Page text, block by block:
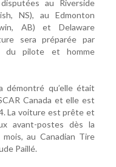
au Riverside
NS), au Edmonton
AB) et Delaware
sera préparée par
du pilote et homme
démontré qu’elle était
Canada et elle est
La voiture est prête et
avant-postes dès la
au Canadian Tire
Paillé.